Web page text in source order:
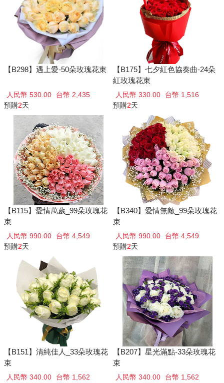
【B298】遇上愛-50朵玫瑰花束
人民幣 530.00
台幣 2,435
預購2天
【B175】七夕紅色協奏曲-24朵
紅玫瑰花束
人民幣 330.00
台幣 1,516
預購2天
【B115】愛情萬歲_99朵玫瑰花
束
人民幣 990.00
台幣 4,549
預購2天
【B340】愛情無敵_99朵玫瑰花
束
人民幣 990.00
台幣 4,549
預購2天
【B151】清純佳人_33朵玫瑰花
束
人民幣 340.00
台幣 1,562
【B207】星光滿點-33朵玫瑰花
束
人民幣 340.00
台幣 1,562